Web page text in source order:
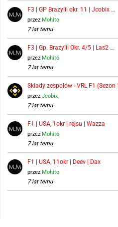
F3 | GP Brazylii okr. 11 | Jcobix …
przez Mohito
7 lat temu
F3 | Gp. Brazylii Okr. 4/5 | Las2 …
przez Mohito
7 lat temu
Składy zespołów - VRL F1 (Sezon
przez Jcobix
7 lat temu
F1 | USA, 1okr | rejsu | Wazza
przez Mohito
7 lat temu
F1 | USA, 11okr | Deev | Dax
przez Mohito
7 lat temu